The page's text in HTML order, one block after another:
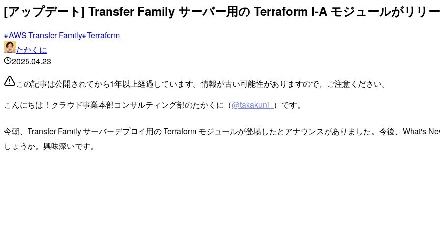
[アップデート] Transfer Family サーバー用の Terraform I-A モジュールがリリ
AWS Transfer Family Terraform
たかくに
2025.04.23
この記事は公開されてから1年以上経過しています。情報が古い可能性がありますので、ご注意ください。
こんにちは！クラウド事業本部コンサルティング部のたかくに（@takakuni_ ）です。
今朝、Transfer Family サーバーデプロイ用の Terraform モジュールが登場したとアナウンスがありました。今後、What's
しょうか。興味深いです。